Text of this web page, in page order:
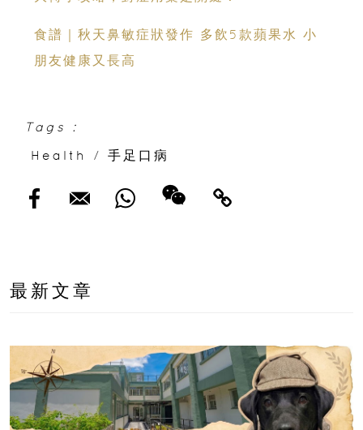
食譜｜秋天鼻敏症狀發作 多飲5款蘋果水 小
朋友健康又長高
Tags :
Health
/ 手足口病
最新文章